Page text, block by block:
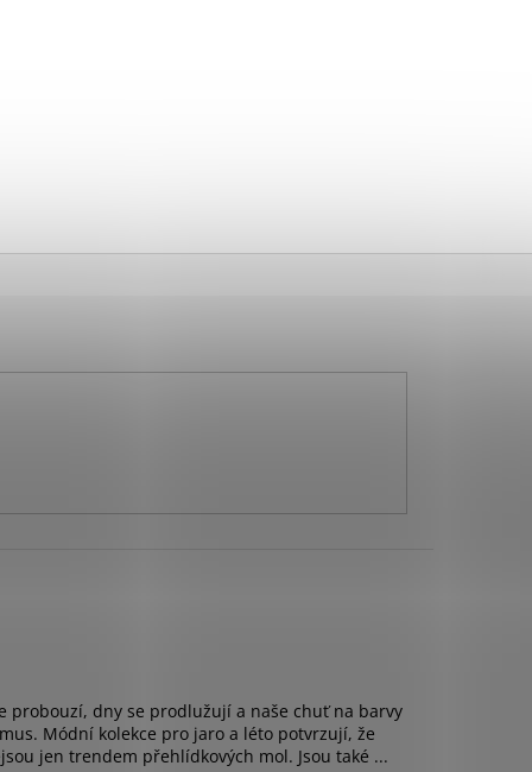
probouzí, dny se prodlužují a naše chuť na barvy
Módní kolekce pro jaro a léto potvrzují, že
jen trendem přehlídkových mol. Jsou také ...